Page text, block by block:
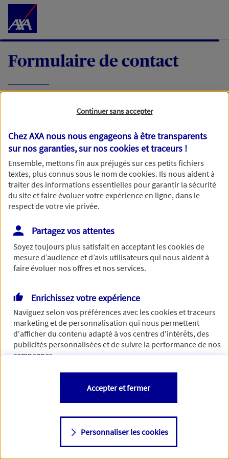
Accéder au Contenu
Formulaire de contact
demande, nous vous répondrons dans les
meilleurs délais par mail ou par téléphone.
Votre message :
Vous disposez de droits sur les informations vous concernant. Pour
plus d’informations,cliquez ici.
Continuer sans accepter
Chez AXA nous nous engageons à être transparents
sur nos garanties, sur noscookies et traceurs !
Ensemble, mettons fin aux préjugés sur ces petits fichiers
textes, plus connus sous le nom decookies. Ils nous aident à
traiter des informations essentielles pour garantir la sécurité
du site et faire évoluer votre expérience en ligne, dans le
respect de votre vie privée.
Partagez vos attentes
Soyez toujours plus satisfait en acceptant lescookiesde
mesure d’audience et d’avis utilisateurs qui nous aident à
faire évoluer nos offres et nos services.
Enrichissez votre expérience
Naviguez selon vos préférences avec lescookies et traceurs
marketing et de personnalisation qui nous permettent
d'afficher du contenu adapté à vos centres d'intérêts, des
publicités personnalisées et de suivre la performance de nos
campagnes.
Vous êtes libre de les accepter, de les refuser comme de
changer d'avis à tout moment en allant sur
Consulter notre politique decookies
Personnaliser les cookies
Accepter et fermer